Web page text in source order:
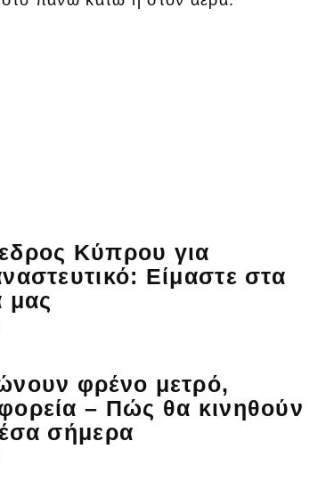
Κύπρου για
Είμαστε στα
μας
φρένο μετρό,
– Πώς θα κινηθούν
σήμερα